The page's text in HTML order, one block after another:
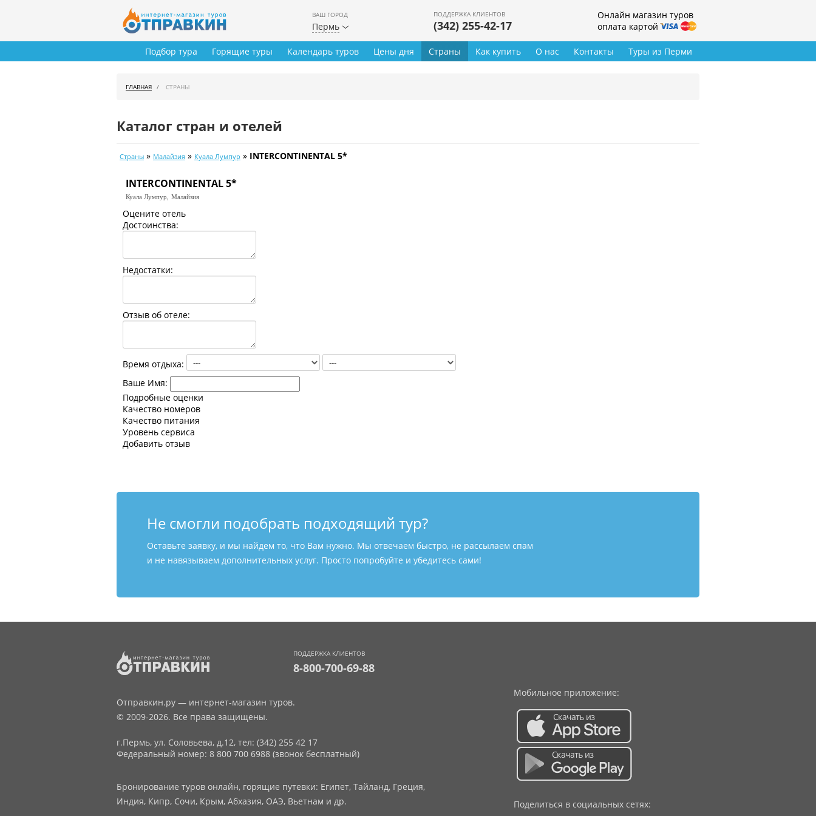
ВАШ ГОРОД
Пермь
ПОДДЕРЖКА КЛИЕНТОВ
(342) 255-42-17
Онлайн магазин туров
оплата картой
Туры из Перми
Подбор тура Горящие туры Календарь туров Цены дня Страны Как купить О нас Контакты
ГЛАВНАЯ СТРАНЫ
Каталог стран и отелей
Страны » Малайзия » Куала Лумпур » INTERCONTINENTAL 5*
INTERCONTINENTAL 5*
Куала Лумпур, Малайзия
Оцените отель
Достоинства:
Недостатки:
Отзыв об отеле:
Время отдыха:
Ваше Имя:
Подробные оценки
Качество номеров
Качество питания
Уровень сервиса
Добавить отзыв
Не смогли подобрать подходящий тур?
Оставьте заявку, и мы найдем то, что Вам нужно. Мы отвечаем быстро, не рассылаем спам
и не навязываем дополнительных услуг. Просто попробуйте и убедитесь сами!
ПОДДЕРЖКА КЛИЕНТОВ
8-800-700-69-88
Отправкин.ру — интернет-магазин туров.
© 2009-2026. Все права защищены.
г.Пермь, ул. Соловьева, д.12, тел: (342) 255 42 17
Федеральный номер: 8 800 700 6988 (звонок бесплатный)
Бронирование туров онлайн, горящие путевки: Египет, Тайланд, Греция,
Индия, Кипр, Сочи, Крым, Абхазия, ОАЭ, Вьетнам и др.
Мобильное приложение:
Поделиться в социальных сетях: